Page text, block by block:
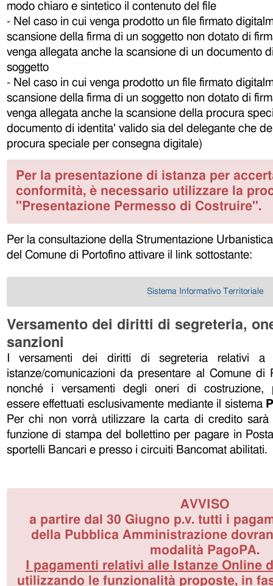
modo chiaro e sintetico il contenuto del file
- Nel caso in cui venga prodotto un file firmato
scansione della firma di un soggetto non dotato di
venga allegata anche la scansione di un documento
soggetto
- Nel caso in cui venga prodotto un file firmato
scansione della firma di un soggetto non dotato di
venga allegata anche la scansione della procura
documento di identita' valido sia del delegante che
procura speciale per consegna digitale)
Per la presentazione di istanza per
conformità, è necessario utilizzare la
"Presentazione Permesso di Costruire".
Per la consultazione della Strumentazione
del Comune di Portofino attivare il link sottostante:
Sistema Informativo Territoriale
Versamento dei diritti di segreteria,
sanzioni
I versamenti dei diritti di segreteria relativi a
istanze/comunicazioni da presentare al Comune di
nonché i versamenti degli oneri di costruzione,
essere effettuati esclusivamente mediante il sistema
Per chi non vorrà utilizzare la carta di credito sarà
funzione di stampa del bollettino per pagare in
sportelli Bancari e presso i circuiti Bancomat abilitati.
AVVISO
a partire dal 30 Giugno p.v. tutti i
della Pubblica Amministrazione
modalità PagoPA.
I pagamenti relativi alle Istanze Online
utilizzando le funzionalità proposte, in